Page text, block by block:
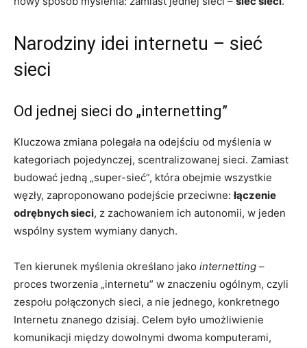
Narodziny idei internetu – sieć
sieci
Od jednej sieci do „internetting”
Kluczowa zmiana polegała na odejściu od myślenia w
kategoriach pojedynczej, scentralizowanej sieci. Zamiast
budować jedną „super-sieć”, która obejmie wszystkie
węzły, zaproponowano podejście przeciwne: łączenie
odrębnych sieci, z zachowaniem ich autonomii, w jeden
wspólny system wymiany danych.
Ten kierunek myślenia określano jako internetting –
proces tworzenia „internetu” w znaczeniu ogólnym, czyli
zespołu połączonych sieci, a nie jednego, konkretnego
Internetu znanego dzisiaj. Celem było umożliwienie
komunikacji między dowolnymi dwoma komputerami,